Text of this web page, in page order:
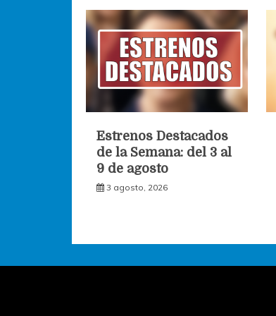
Estrenos Destacados
de la Semana: del 3 al
9 de agosto
3 agosto, 2026